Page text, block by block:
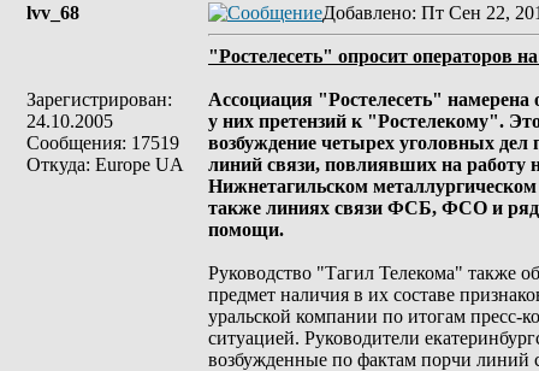
lvv_68
Зарегистрирован:
24.10.2005
Сообщения: 17519
Откуда: Europe UA
Добавлено: Пт Сен 22,
"Ростелесеть" опросит операторов
Ассоциация "Ростелесеть" намерена
у них претензий к "Ростелекому".
возбуждение четырех уголовных
линий связи, повлиявших на работу
Нижнетагильском
также линиях связи ФСБ, ФСО и
помощи.
Руководство "Тагил Телекома" также
предмет наличия в их составе
уральской компании по итогам пресс-
ситуацией. Руководители
возбужденные по фактам порчи линий